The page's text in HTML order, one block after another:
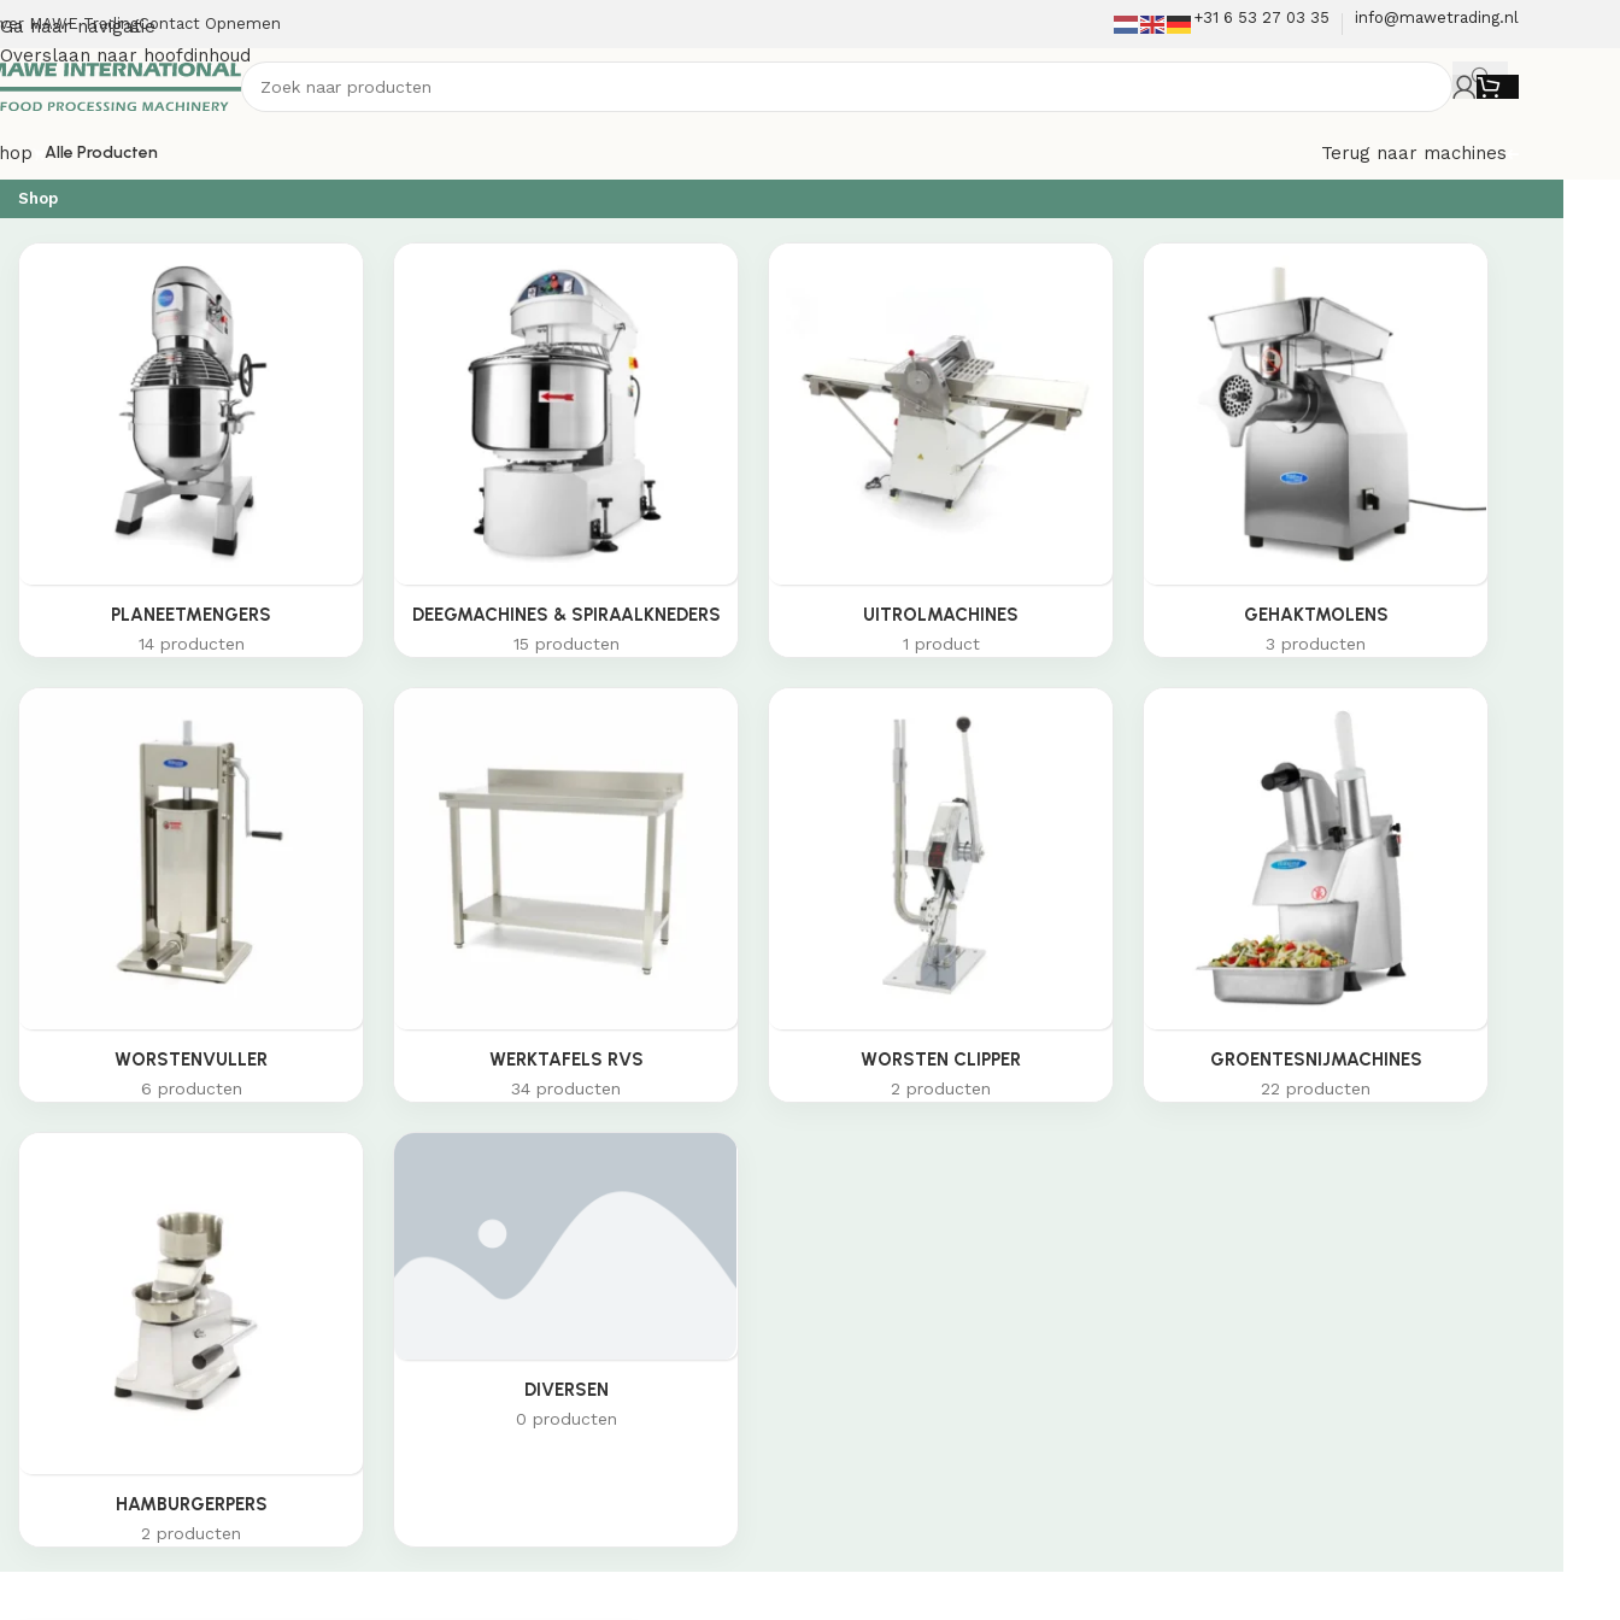
Ga naar navigatie
Overslaan naar hoofdinhoud
MAWE TradingContact Opnemen +31 6 53 27 03 35 info@mawetrading.nl
Alle Producten Terug naar machines
Shop
PLANEETMENGERS
14 producten
DEEGMACHINES & SPIRAALKNEDERS
15 producten
UITROLMACHINES
1 product
GEHAKTMOLENS
3 producten
WORSTENVULLER
6 producten
WERKTAFELS RVS
34 producten
WORSTEN CLIPPER
2 producten
GROENTESNIJMACHINES
22 producten
HAMBURGERPERS
2 producten
DIVERSEN
0 producten